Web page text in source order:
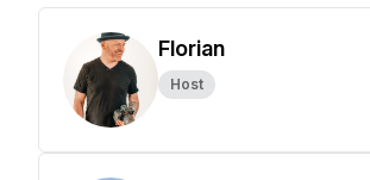
Florian
Host